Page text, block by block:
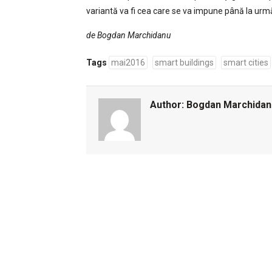
variantă va fi cea care se va impune până la
de Bogdan Marchidanu
Tags mai2016 smart buildings smart cities
Author: Bogdan